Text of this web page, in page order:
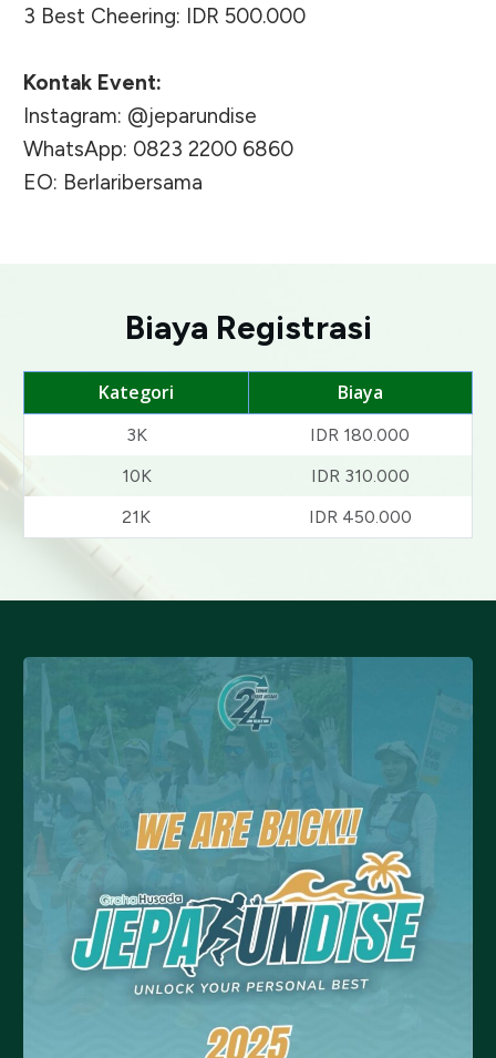
3 Best Cheering: IDR 500.000
Kontak Event:
Instagram: @jeparundise
WhatsApp: 0823 2200 6860
EO: Berlaribersama
Biaya Registrasi
Kategori Biaya
3K
IDR 180.000
10K
IDR 310.000
21K
IDR 450.000